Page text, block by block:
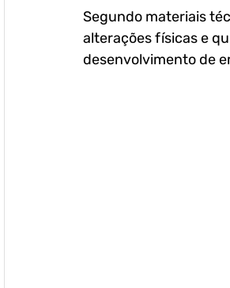
Segundo materiais
alterações físicas e
desenvolvimento de